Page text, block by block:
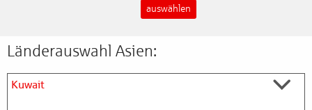
Länderauswahl Asien:
Kuwait